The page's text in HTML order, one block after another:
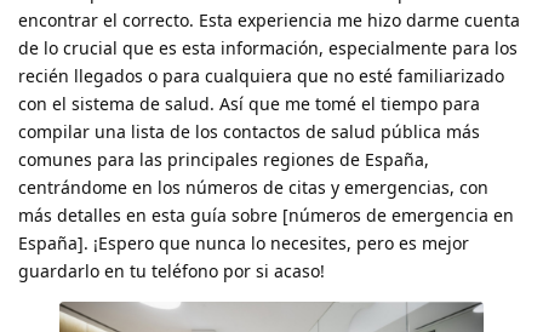
encontrar el correcto. Esta experiencia me hizo darme cuenta
de lo crucial que es esta información, especialmente para los
recién llegados o para cualquiera que no esté familiarizado
con el sistema de salud. Así que me tomé el tiempo para
compilar una lista de los contactos de salud pública más
comunes para las principales regiones de España,
centrándome en los números de citas y emergencias, con
más detalles en esta guía sobre [números de emergencia en
España]. ¡Espero que nunca lo necesites, pero es mejor
guardarlo en tu teléfono por si acaso!